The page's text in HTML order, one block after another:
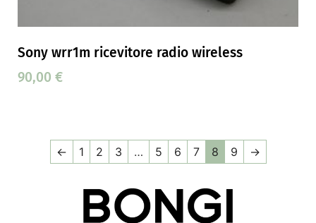
Sony wrr1m ricevitore radio wireless
90,00 €
← 1 2 3 … 5 6 7 8 9 →